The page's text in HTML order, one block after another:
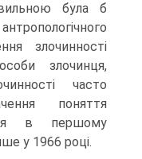
була б
злочинності
злочинця,
часто
поняття
в першому
у 1966 році.